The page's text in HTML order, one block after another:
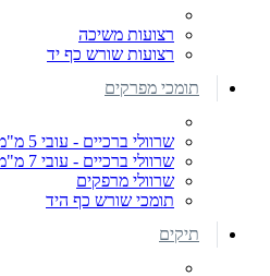
רצועות משיכה
רצועות שורש כף יד
תומכי מפרקים
שרוולי ברכיים - עובי 5 מ"מ
שרוולי ברכיים - עובי 7 מ"מ
שרוולי מרפקים
תומכי שורש כף היד
תיקים